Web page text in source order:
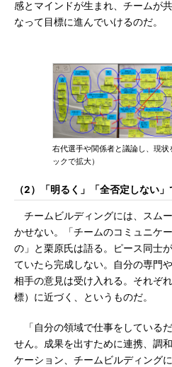
感とマインドが生まれ、チームが
なって目標に進んでいけるのだ。
右代選手や関係者と議論し、現状
ックで拡大）
（2）「明るく」「全否定しない
チームビルディングには、スム
かせない。「チームのコミュニケ
の」と栗原氏は語る。ピース同士
ていたら完成しない。自分の専門
相手の意見は受け入れる。それぞ
標）に近づく、というものだ。
「自分の領域で仕事をしている
せん。成果を出すために連携、調
ケーション、チームビルディング